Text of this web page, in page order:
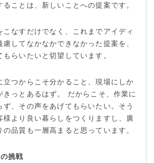
ことは、新しいことへの提案です。
こなすだけでなく、これまでアイディ
してなかなかできなかった提案を、
らいたいと切望しています。
立つからこそ分かること、現場にしか
きっとあるはず。 だからこそ、作業に
ず、その声をあげてもらいたい。そう
様より良い暮らしをつくりますし、廣
品質も一層高まると思っています。
挑戦